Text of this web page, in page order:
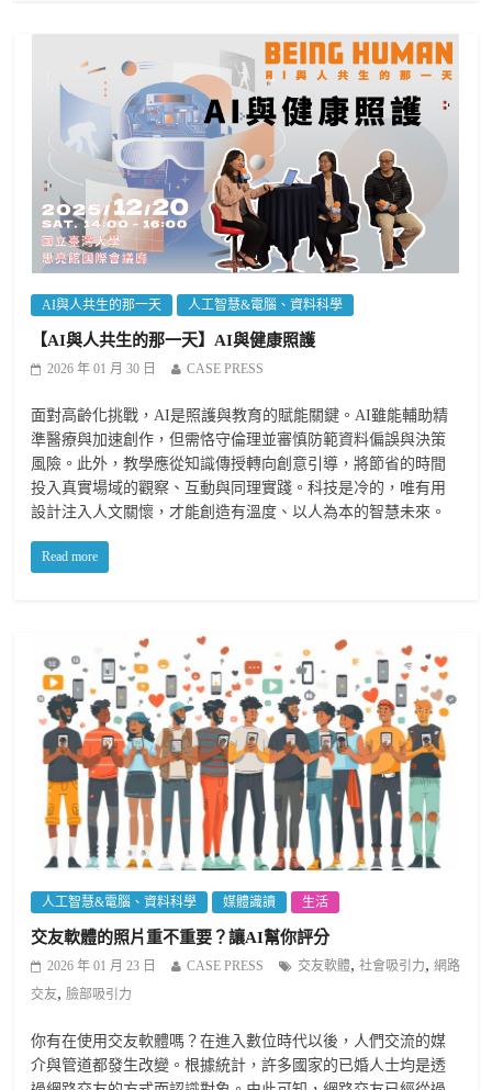
AI與人共生的那一天 人工智慧&電腦、資料科學
【AI與人共生的那一天】AI與健康照護
2026 年 01 月 30 日 CASE PRESS
面對高齡化挑戰，AI是照護與教育的賦能關鍵。AI雖能輔助精
準醫療與加速創作，但需恪守倫理並審慎防範資料偏誤與決策
風險。此外，教學應從知識傳授轉向創意引導，將節省的時間
投入真實場域的觀察、互動與同理實踐。科技是冷的，唯有用
設計注入人文關懷，才能創造有溫度、以人為本的智慧未來。
Read more
人工智慧&電腦、資料科學 媒體識讀 生活
交友軟體的照片重不重要？讓AI幫你評分
2026 年 01 月 23 日 CASE PRESS 交友軟體,社會吸引力,網路
交友,臉部吸引力
你有在使用交友軟體嗎？在進入數位時代以後，人們交流的媒
介與管道都發生改變。根據統計，許多國家的已婚人士均是透